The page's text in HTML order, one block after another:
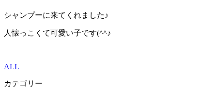
シャンプーに来てくれました♪
人懐っこくて可愛い子です(^^♪
ALL
カテゴリー